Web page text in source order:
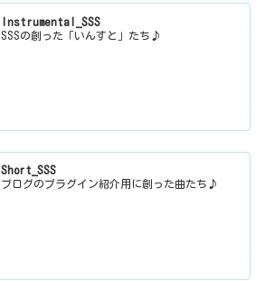
Instrumental_SSS
SSSの創った「いんすと」たち♪
Short_SSS
ブログのプラグイン紹介用に創った曲たち♪